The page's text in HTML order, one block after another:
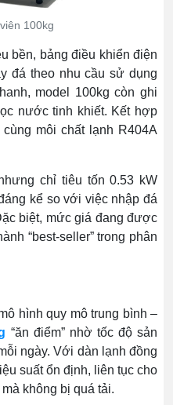
100kg
bền, bảng điều khiển điện
đá theo nhu cầu sử dụng
model 100kg còn ghi
nước tinh khiết. Kết hợp
môi chất lạnh R404A
chỉ tiêu tốn 0.53 kW
kể so với việc nhập đá
biệt, mức giá đang được
“best-seller” trong phân
hình quy mô trung bình –
“ăn điểm” nhờ tốc độ sản
ngày. Với dàn lạnh đồng
suất ổn định, liên tục cho
không bị quá tải.